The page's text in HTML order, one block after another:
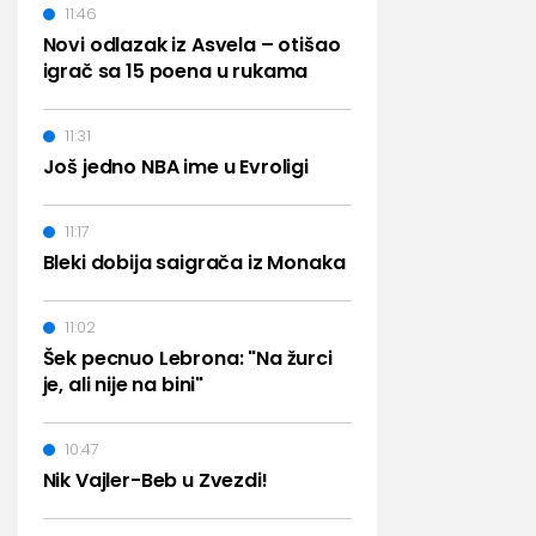
Novi odlazak iz Asvela – otišao
igrač sa 15 poena u rukama
11:46
Još jedno NBA ime u Evroligi
11:31
Bleki dobija saigrača iz Monaka
11:17
Šek pecnuo Lebrona: "Na žurci
je, ali nije na bini"
11:02
Nik Vajler-Beb u Zvezdi!
10:47